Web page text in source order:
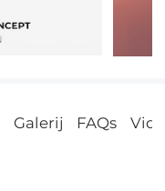
Galerij FAQs